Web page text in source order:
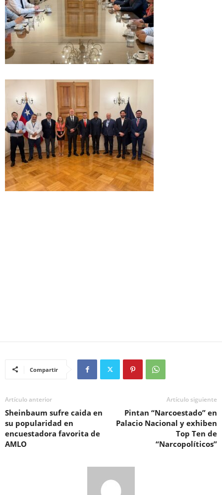
Compartir
Artículo anterior
Sheinbaum sufre caida en
su popularidad en
encuestadora favorita de
AMLO
Artículo siguiente
Pintan “Narcoestado” en
Palacio Nacional y exhiben
Top Ten de
“Narcopolíticos”